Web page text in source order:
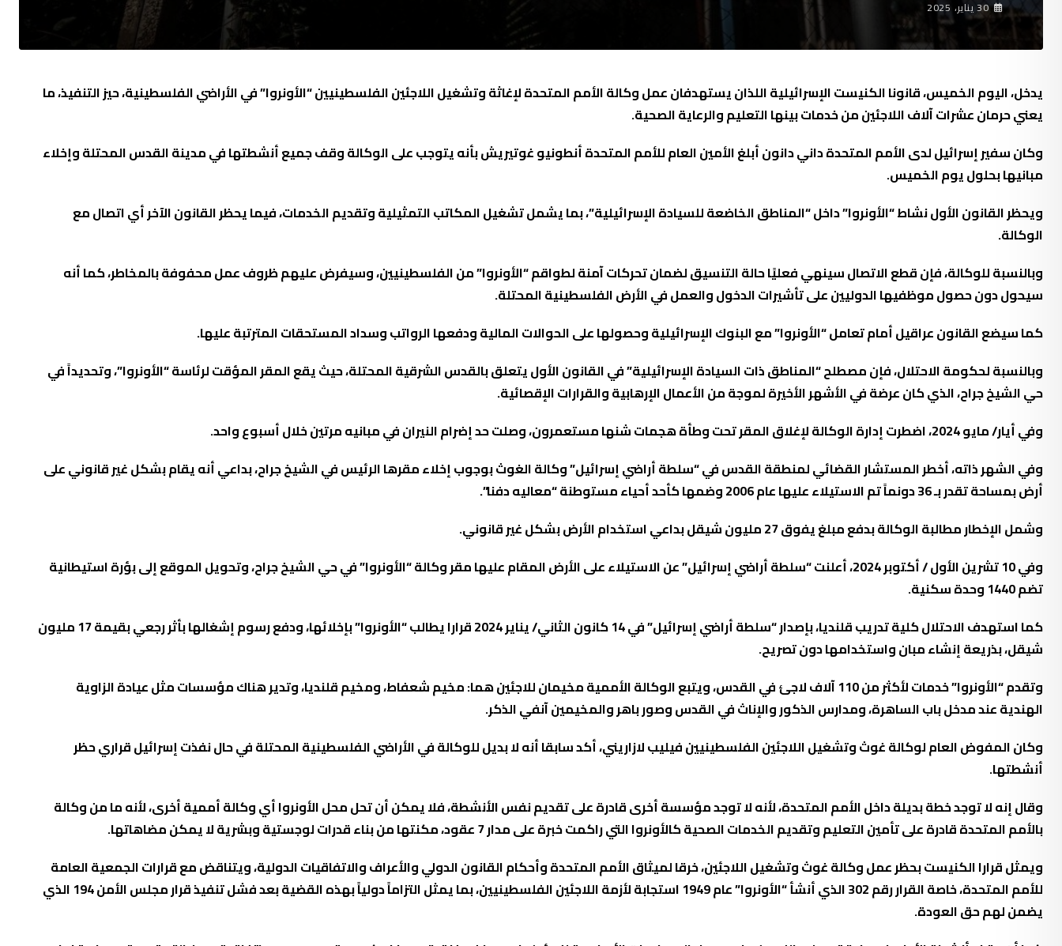
30 يناير، 2025
يدخل، اليوم الخميس، قانونا الكنيست الإسرائيلية اللذان يستهدفان عمل وكالة الأمم المتحدة لإغاثة وتشغيل اللاجئين الفلسطينيين “الأونروا” في الأراضي الفلسطينية، حيز التنفيذ، ما
يعني حرمان عشرات آلاف اللاجئين من خدمات بينها التعليم والرعاية الصحية.
وكان سفير إسرائيل لدى الأمم المتحدة داني دانون أبلغ الأمين العام للأمم المتحدة أنطونيو غوتيريش بأنه يتوجب على الوكالة وقف جميع أنشطتها في مدينة القدس المحتلة وإخلاء
مبانيها بحلول يوم الخميس.
ويحظر القانون الأول نشاط “الأونروا” داخل “المناطق الخاضعة للسيادة الإسرائيلية”، بما يشمل تشغيل المكاتب التمثيلية وتقديم الخدمات، فيما يحظر القانون الآخر أي اتصال مع
الوكالة.
وبالنسبة للوكالة، فإن قطع الاتصال سينهي فعليًا حالة التنسيق لضمان تحركات آمنة لطواقم “الأونروا” من الفلسطينيين، وسيفرض عليهم ظروف عمل محفوفة بالمخاطر، كما أنه
سيحول دون حصول موظفيها الدوليين على تأشيرات الدخول والعمل في الأرض الفلسطينية المحتلة.
كما سيضع القانون عراقيل أمام تعامل “الأونروا” مع البنوك الإسرائيلية وحصولها على الحوالات المالية ودفعها الرواتب وسداد المستحقات المترتبة عليها.
وبالنسبة لحكومة الاحتلال، فإن مصطلح “المناطق ذات السيادة الإسرائيلية” في القانون الأول يتعلق بالقدس الشرقية المحتلة، حيث يقع المقر المؤقت لرئاسة “الأونروا”، وتحديداً في
حي الشيخ جراح، الذي كان عرضة في الأشهر الأخيرة لموجة من الأعمال الإرهابية والقرارات الإقصائية.
وفي أيار/ مايو 2024، اضطرت إدارة الوكالة لإغلاق المقر تحت وطأة هجمات شنها مستعمرون، وصلت حد إضرام النيران في مبانيه مرتين خلال أسبوع واحد.
وفي الشهر ذاته، أخطر المستشار القضائي لمنطقة القدس في “سلطة أراضي إسرائيل” وكالة الغوث بوجوب إخلاء مقرها الرئيس في الشيخ جراح، بداعي أنه يقام بشكل غير قانوني على
أرض بمساحة تقدر بـ 36 دونماً تم الاستيلاء عليها عام 2006 وضمها كأحد أحياء مستوطنة “معاليه دفنا”.
وشمل الإخطار مطالبة الوكالة بدفع مبلغ يفوق 27 مليون شيقل بداعي استخدام الأرض بشكل غير قانوني.
وفي 10 تشرين الأول / أكتوبر 2024، أعلنت “سلطة أراضي إسرائيل” عن الاستيلاء على الأرض المقام عليها مقر وكالة “الأونروا” في حي الشيخ جراح، وتحويل الموقع إلى بؤرة استيطانية
تضم 1440 وحدة سكنية.
كما استهدف الاحتلال كلية تدريب قلنديا، بإصدار “سلطة أراضي إسرائيل” في 14 كانون الثاني/ يناير 2024 قرارا يطالب “الأونروا” بإخلائها، ودفع رسوم إشغالها بأثر رجعي بقيمة 17 مليون
شيقل، بذريعة إنشاء مبان واستخدامها دون تصريح.
وتقدم “الأونروا” خدمات لأكثر من 110 آلاف لاجئ في القدس، ويتبع الوكالة الأممية مخيمان للاجئين هما: مخيم شعفاط، ومخيم قلنديا، وتدير هناك مؤسسات مثل عيادة الزاوية
الهندية عند مدخل باب الساهرة، ومدارس الذكور والإناث في القدس وصور باهر والمخيمين آنفي الذكر.
وكان المفوض العام لوكالة غوث وتشغيل اللاجئين الفلسطينيين فيليب لازاريني، أكد سابقا أنه لا بديل للوكالة في الأراضي الفلسطينية المحتلة في حال نفذت إسرائيل قراري حظر
أنشطتها.
وقال إنه لا توجد خطة بديلة داخل الأمم المتحدة، لأنه لا توجد مؤسسة أخرى قادرة على تقديم نفس الأنشطة، فلا يمكن أن تحل محل الأونروا أي وكالة أممية أخرى، لأنه ما من وكالة
بالأمم المتحدة قادرة على تأمين التعليم وتقديم الخدمات الصحية كالأونروا التي راكمت خبرة على مدار 7 عقود، مكنتها من بناء قدرات لوجستية وبشرية لا يمكن مضاهاتها.
ويمثل قرارا الكنيست بحظر عمل وكالة غوث وتشغيل اللاجئين، خرقا لميثاق الأمم المتحدة وأحكام القانون الدولي والأعراف والاتفاقيات الدولية، ويتناقض مع قرارات الجمعية العامة
للأمم المتحدة، خاصة القرار رقم 302 الذي أنشأ “الأونروا” عام 1949 استجابة لأزمة اللاجئين الفلسطينيين، بما يمثل التزاماً دولياً بهذه القضية بعد فشل تنفيذ قرار مجلس الأمن 194 الذي
يضمن لهم حق العودة.